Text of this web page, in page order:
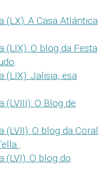
(LX): A Casa Atlántica
(LIX): O blog da Festa
.
(LIX): Jalisia, esa
(LVIII): O Blog de
O blog da Coral
.
(LVI): O blog do